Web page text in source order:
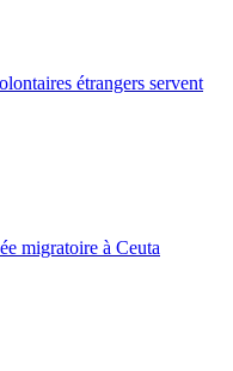
étrangers servent
migratoire à Ceuta